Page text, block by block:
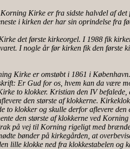
Kirke er fra sidste halvdel af det
i kirken der har sin oprindelse fra
det første kirkeorgel. I 1988 fik
I nogle år før kirken fik den første
Kirke er omstøbt i 1861 i
Er Gud for os, hvem kan da være
to klokker. Kristian den IV befalede,
den største af klokkerne.
to klokker og skulle derfor aflevere den
den største af klokkerne ved
på vej til Korning rigeligt med
bønder på kirkegården, at
lille klokke ned fra klokkestabelen og